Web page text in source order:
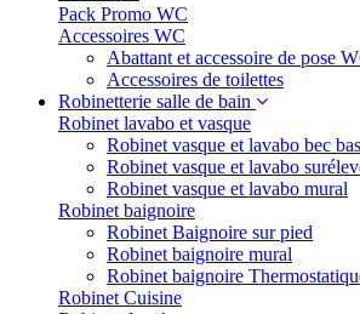
Pack Promo WC
Accessoires WC
Abattant et accessoire de pose
Accessoires de toilettes
Robinetterie salle de bain
Robinet lavabo et vasque
Robinet vasque et lavabo bec bas
Robinet vasque et lavabo
Robinet vasque et lavabo mural
Robinet baignoire
Robinet Baignoire sur pied
Robinet baignoire mural
Robinet baignoire
Robinet Cuisine